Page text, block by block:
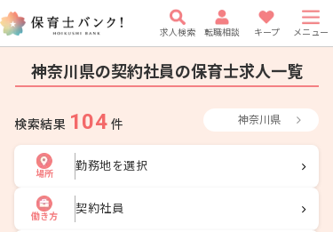
求人検索 転職相談 キープ メニュー
神奈川県の契約社員の保育士求人一覧
検索結果 104 件 神奈川県
場所
勤務地を選択
働き方
契約社員